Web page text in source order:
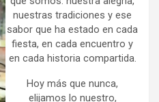
nuestras tradiciones y ese
sabor que ha estado en cada
fiesta, en cada encuentro y
en cada historia compartida.
Hoy más que nunca,
elijamos lo nuestro,